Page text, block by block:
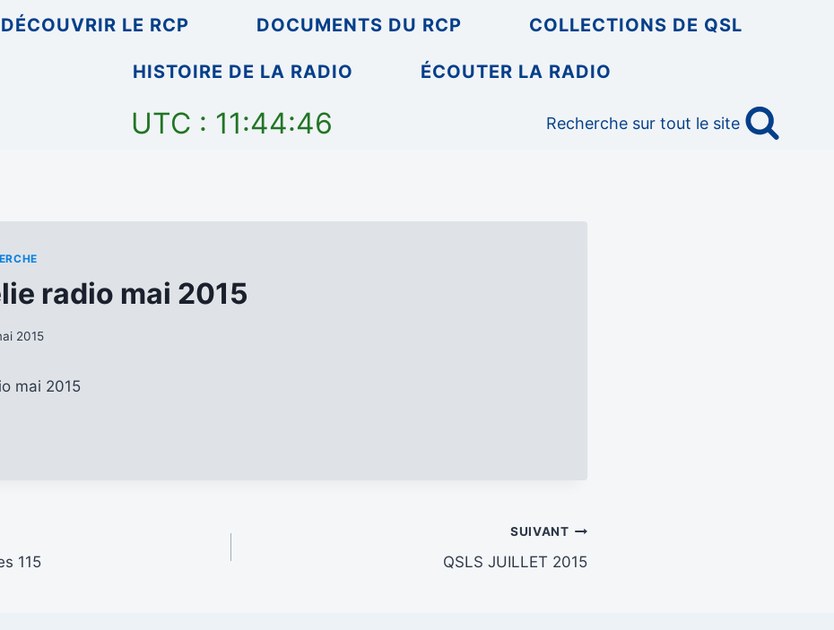
DÉCOUVRIR LE RCP DOCUMENTS DU RCP COLLECTIONS DE QSL
HISTOIRE DE LA RADIO ÉCOUTER LA RADIO
UTC : 11:44:46 Recherche sur tout le site
radio mai 2015
2015
mai 2015
115
SUIVANT
QSLS JUILLET 2015